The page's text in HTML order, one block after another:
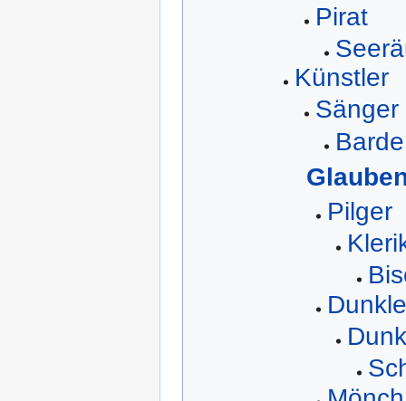
Pirat
Künstler
Sänger
Barde
Pilger